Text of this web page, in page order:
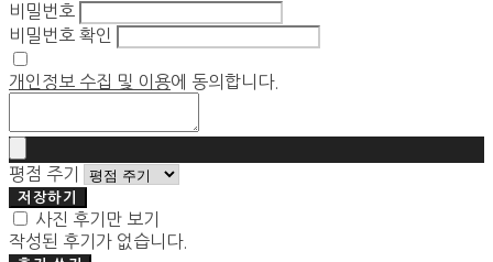
비밀번호
비밀번호 확인
개인정보 수집 및 이용에 동의합니다.
평점 주기
저장하기
사진 후기만 보기
작성된 후기가 없습니다.